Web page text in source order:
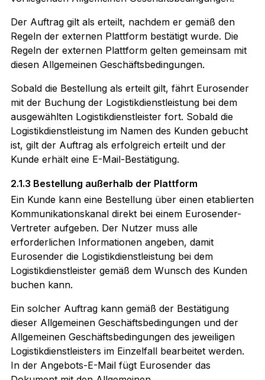
Der Auftrag gilt als erteilt, nachdem er gemäß den
Regeln der externen Plattform bestätigt wurde. Die
Regeln der externen Plattform gelten gemeinsam mit
diesen Allgemeinen Geschäftsbedingungen.
Sobald die Bestellung als erteilt gilt, fährt Eurosender
mit der Buchung der Logistikdienstleistung bei dem
ausgewählten Logistikdienstleister fort. Sobald die
Logistikdienstleistung im Namen des Kunden gebucht
ist, gilt der Auftrag als erfolgreich erteilt und der
Kunde erhält eine E-Mail-Bestätigung.
2.1.3 Bestellung außerhalb der Plattform
Ein Kunde kann eine Bestellung über einen etablierten
Kommunikationskanal direkt bei einem Eurosender-
Vertreter aufgeben. Der Nutzer muss alle
erforderlichen Informationen angeben, damit
Eurosender die Logistikdienstleistung bei dem
Logistikdienstleister gemäß dem Wunsch des Kunden
buchen kann.
Ein solcher Auftrag kann gemäß der Bestätigung
dieser Allgemeinen Geschäftsbedingungen und der
Allgemeinen Geschäftsbedingungen des jeweiligen
Logistikdienstleisters im Einzelfall bearbeitet werden.
In der Angebots-E-Mail fügt Eurosender das